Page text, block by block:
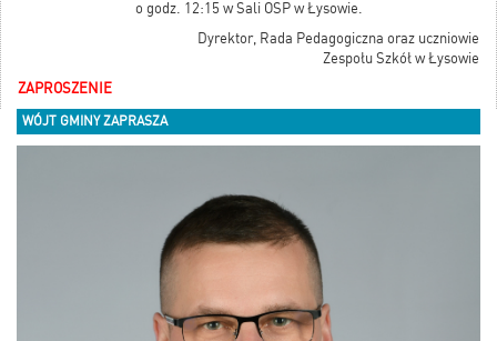
o godz. 12:15 w Sali OSP w Łysowie.
Dyrektor, Rada Pedagogiczna oraz uczniowie
Zespołu Szkół w Łysowie
ZAPROSZENIE
WÓJT GMINY ZAPRASZA